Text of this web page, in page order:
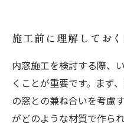
施工前に理解してお
内窓施工を検討する際、
くことが重要です。まず
の窓との兼ね合いを考慮
がどのような材質で作ら